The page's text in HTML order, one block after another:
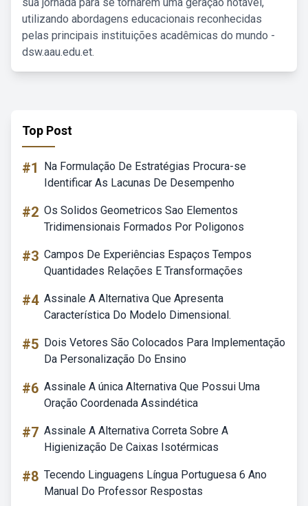
utilizando abordagens educacionais reconhecidas
pelas principais instituições acadêmicas do mundo -
dsw.aau.edu.et.
Top Post
#1
Na Formulação De Estratégias Procura-se
Identificar As Lacunas De Desempenho
#2 Os Solidos Geometricos Sao Elementos
Tridimensionais Formados Por Poligonos
#3 Campos De Experiências Espaços Tempos
Quantidades Relações E Transformações
#4 Assinale A Alternativa Que Apresenta
Característica Do Modelo Dimensional.
#5 Dois Vetores São Colocados Para Implementação
Da Personalização Do Ensino
#6 Assinale A única Alternativa Que Possui Uma
Oração Coordenada Assindética
#7 Assinale A Alternativa Correta Sobre A
Higienização De Caixas Isotérmicas
#8 Tecendo Linguagens Língua Portuguesa 6 Ano
Manual Do Professor Respostas